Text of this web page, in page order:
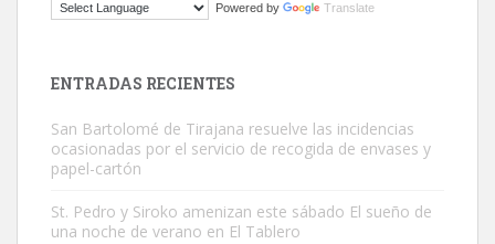
Este gato macho ha aparecido en la calle hace menos de un mes,
Powered by Translate
ENTRADAS RECIENTES
San Bartolomé de Tirajana resuelve las incidencias
ocasionadas por el servicio de recogida de envases y
papel-cartón
St. Pedro y Siroko amenizan este sábado El sueño de
una noche de verano en El Tablero